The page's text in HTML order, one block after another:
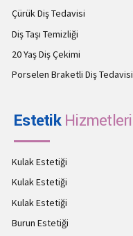
Çürük Diş Tedavisi
Diş Taşı Temizliği
20 Yaş Diş Çekimi
Porselen Braketli Diş Tedavisi
Estetik Hizmetleri
Kulak Estetiği
Kulak Estetiği
Kulak Estetiği
Burun Estetiği